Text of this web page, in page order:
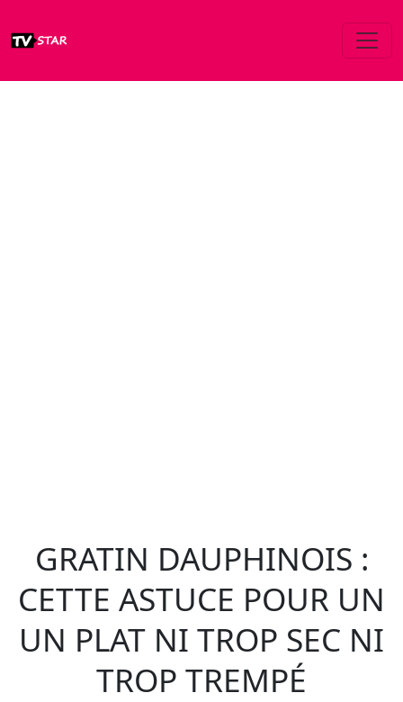
GRATIN DAUPHINOIS :
CETTE ASTUCE POUR UN
UN PLAT NI TROP SEC NI
TROP TREMPÉ